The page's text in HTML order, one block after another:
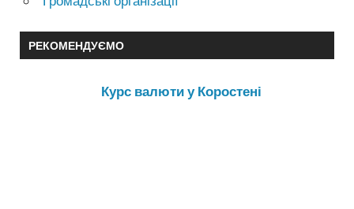
РЕКОМЕНДУЄМО
Курс валюти у Коростені